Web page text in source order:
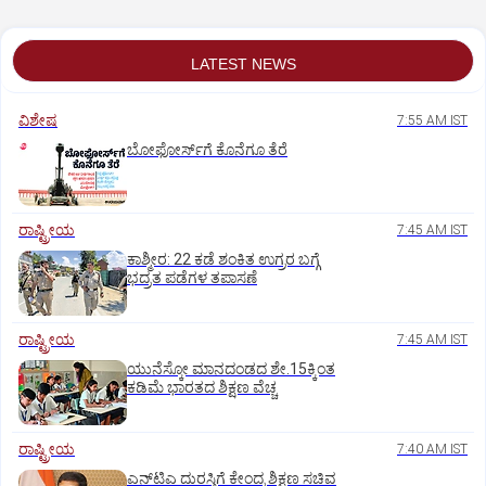
LATEST NEWS
ವಿಶೇಷ 7:55 AM IST
ಬೋಫೋರ್ಸ್‌ಗೆ ಕೊನೆಗೂ ತೆರೆ
ರಾಷ್ಟ್ರೀಯ 7:45 AM IST
ಕಾಶ್ಮೀರ: 22 ಕಡೆ ಶಂಕಿತ ಉಗ್ರರ ಬಗ್ಗೆ
ಭದ್ರತ ಪಡೆಗಳ ತಪಾಸಣೆ
ರಾಷ್ಟ್ರೀಯ 7:45 AM IST
ಯುನೆಸ್ಕೋ ಮಾನದಂಡದ ಶೇ.15ಕ್ಕಿಂತ
ಕಡಿಮೆ ಭಾರತದ ಶಿಕ್ಷಣ ವೆಚ್ಚ
ರಾಷ್ಟ್ರೀಯ 7:40 AM IST
ಎನ್‌ಟಿಎ ದುರಸ್ತಿಗೆ ಕೇಂದ್ರ ಶಿಕ್ಷಣ ಸಚಿವ